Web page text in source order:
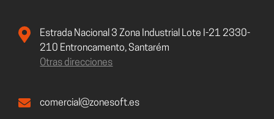
Estrada Nacional 3 Zona Industrial Lote I-21 2330-
210 Entroncamento, Santarém
Otras direcciones
comercial@zonesoft.es